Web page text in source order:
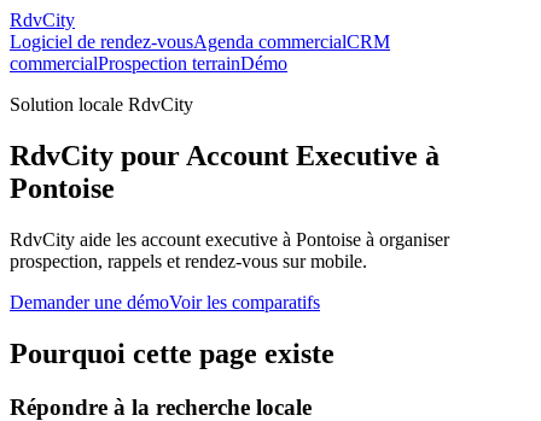
RdvCity
Logiciel de rendez-vousAgenda commercialCRM
commercialProspection terrainDémo
Solution locale RdvCity
RdvCity pour Account Executive à
Pontoise
RdvCity aide les account executive à Pontoise à organiser
prospection, rappels et rendez-vous sur mobile.
Demander une démoVoir les comparatifs
Pourquoi cette page existe
Répondre à la recherche locale